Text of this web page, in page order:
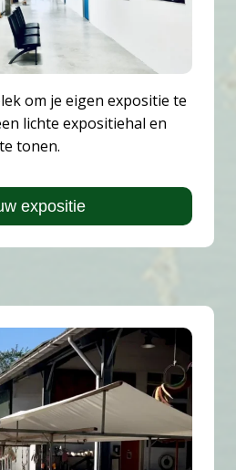
om je eigen expositie te
lichte expositiehal en
tonen.
expositie